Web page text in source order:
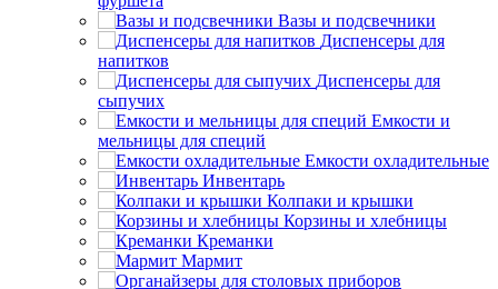
Вазы и подсвечники
Диспенсеры для
напитков
Диспенсеры для
сыпучих
Емкости и
мельницы для специй
Емкости охладительные
Инвентарь
Колпаки и крышки
Корзины и хлебницы
Креманки
Мармит